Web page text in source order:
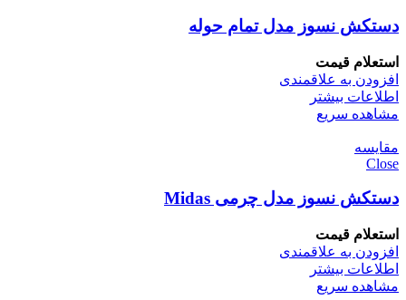
دستکش نسوز مدل تمام حوله
استعلام قیمت
افزودن به علاقمندی
اطلاعات بیشتر
مشاهده سریع
مقایسه
Close
دستکش نسوز مدل چرمی Midas
استعلام قیمت
افزودن به علاقمندی
اطلاعات بیشتر
مشاهده سریع